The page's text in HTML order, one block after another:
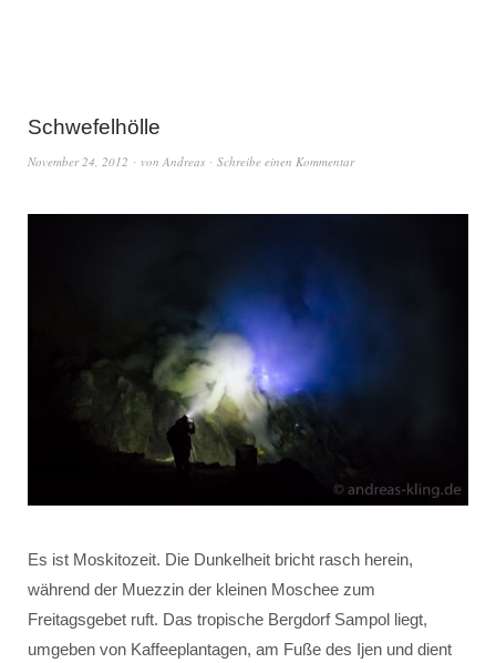
Schwefelhölle
November 24, 2012 von Andreas Schreibe einen Kommentar
Es ist Moskitozeit. Die Dunkelheit bricht rasch herein,
während der Muezzin der kleinen Moschee zum
Freitagsgebet ruft. Das tropische Bergdorf Sampol liegt,
umgeben von Kaffeeplantagen, am Fuße des Ijen und dient